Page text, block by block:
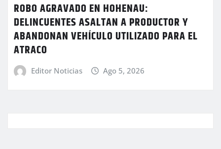
ROBO AGRAVADO EN HOHENAU:
DELINCUENTES ASALTAN A PRODUCTOR Y
ABANDONAN VEHÍCULO UTILIZADO PARA EL
ATRACO
Editor Noticias Ago 5, 2026